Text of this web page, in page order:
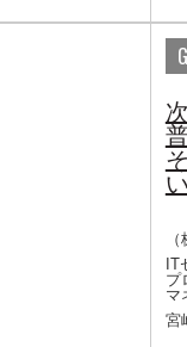
IT
プ
マ
宮